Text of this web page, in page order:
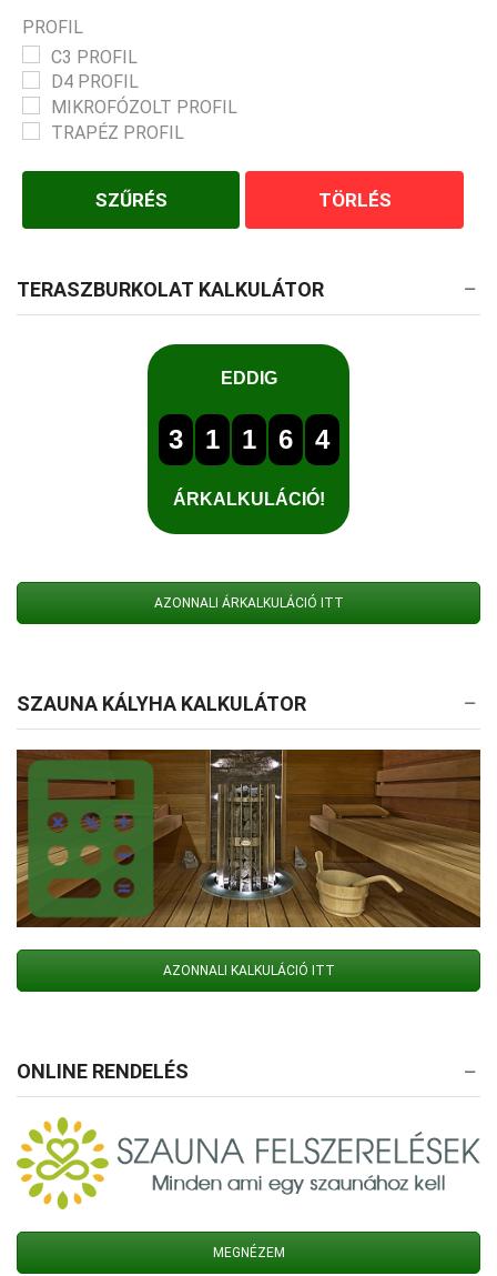
PROFIL
C3 PROFIL
D4 PROFIL
MIKROFÓZOLT PROFIL
TRAPÉZ PROFIL
SZŰRÉS TÖRLÉS
TERASZBURKOLAT KALKULÁTOR
AZONNALI ÁRKALKULÁCIÓ ITT
SZAUNA KÁLYHA KALKULÁTOR
AZONNALI KALKULÁCIÓ ITT
ONLINE RENDELÉS
MEGNÉZEM